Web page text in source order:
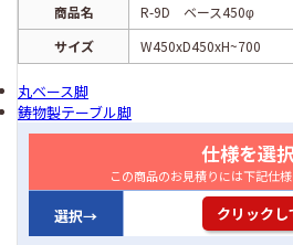
商品名
R-9D ベース450φ
サイズ
W450xD450xH~700
丸ベース脚
鋳物製テーブル脚
仕様を選
この商品のお見積りには下記仕様
選択→ クリック